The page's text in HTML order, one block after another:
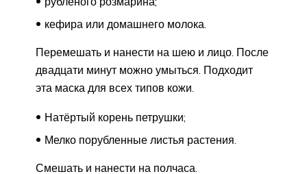
кефира или домашнего молока.
Перемешать и нанести на шею и лицо. После
двадцати минут можно умыться. Подходит
эта маска для всех типов кожи.
Натёртый корень петрушки;
Мелко порубленные листья растения.
Смешать и нанести на полчаса.